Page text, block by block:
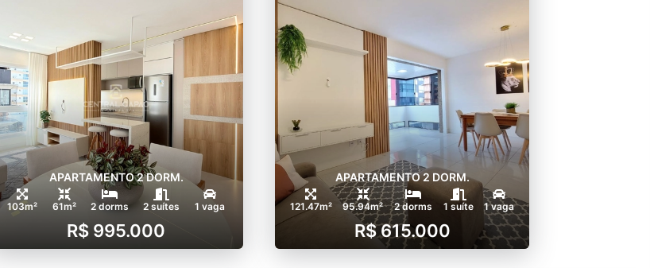
APARTAMENTO 2 DORM.
103m² 61m² 2 dorms 2 suítes 1 vaga
R$ 995.000
APARTAMENTO 2 DORM.
121.47m² 95.94m² 2 dorms 1 suíte 1 vaga
R$ 615.000